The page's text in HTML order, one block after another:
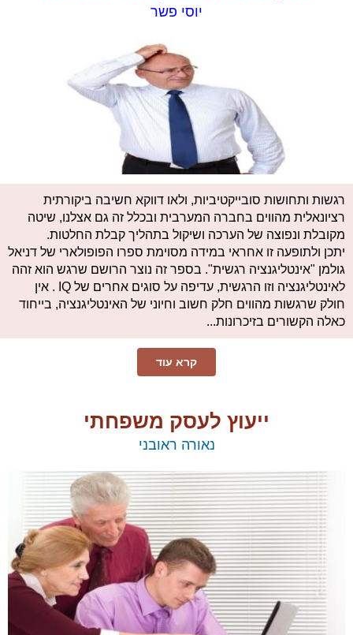
יוסי פשר
רגשות ותחושות סובייקטיביות, ולאו דווקא חשיבה ביקורתית
רציונאלית מהווים בחברה המערבית ובכלל זה גם אצלנו, שיטה
מקובלת ונפוצה של הערכה ושיקול בתהליך קבלת החלטות.
יתכן ולתופעה זו אחראי במידה מסוימת ספרו הפופולארי של דניאל
גולמן "אינטליגנציה רגשית". בספר זה נוצר הרושם שרגש הוא זהה
לאינטליגנציה וזו הרגשית, עדיפה על סוגים אחרים של IQ . אין
חולק שרגשות מהווים חלק חשוב וחיוני של האינטליגנציה, בייחוד
כאלה הקשורים בזיכרונות...
קרא עוד
ייעוץ לעסק משפחתי
​נאורה ראובני